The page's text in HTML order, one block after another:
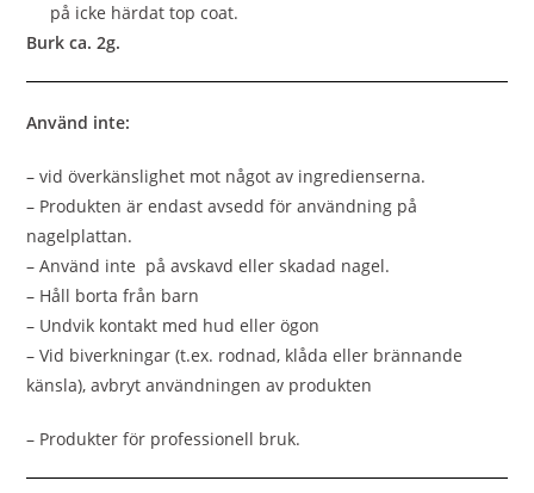
på icke härdat top coat.
Burk ca. 2g.
Använd inte:
– vid överkänslighet mot något av ingredienserna.
– Produkten är endast avsedd för användning på
nagelplattan.
– Använd inte på avskavd eller skadad nagel.
– Håll borta från barn
– Undvik kontakt med hud eller ögon
– Vid biverkningar (t.ex. rodnad, klåda eller brännande
känsla), avbryt användningen av produkten
– Produkter för professionell bruk.